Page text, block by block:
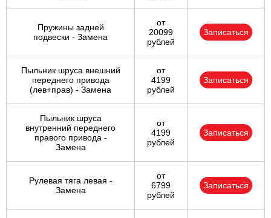
Пружины задней
подвески - Замена
от
20099
рублей
Записаться
Пыльник шруса внешний
переднего привода
(лев+прав) - Замена
от
4199
рублей
Записаться
Пыльник шруса
внутренний переднего
правого привода -
Замена
от
4199
рублей
Записаться
Рулевая тяга левая -
Замена
от
6799
рублей
Записаться